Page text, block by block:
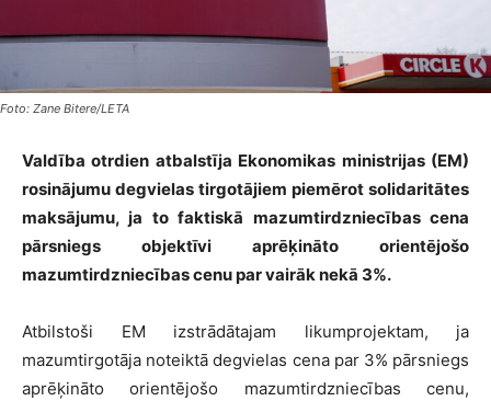
Foto: Zane Bitere/LETA
Valdība otrdien atbalstīja Ekonomikas ministrijas (EM)
rosinājumu degvielas tirgotājiem piemērot solidaritātes
maksājumu, ja to faktiskā mazumtirdzniecības cena
pārsniegs objektīvi aprēķināto orientējošo
mazumtirdzniecības cenu par vairāk nekā 3%.
Atbilstoši EM izstrādātajam likumprojektam, ja
mazumtirgotāja noteiktā degvielas cena par 3% pārsniegs
aprēķināto orientējošo mazumtirdzniecības cenu,